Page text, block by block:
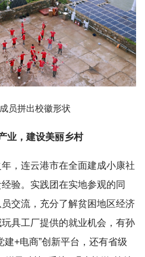
员拼出校徽形状
业，建设美丽乡村
，连云港市在全面建成小康社
验。实践团在实地参观的同
交流，充分了解贫困地区经济
具工厂提供的就业机会，有孙
建+电商”创新平台，还有省级